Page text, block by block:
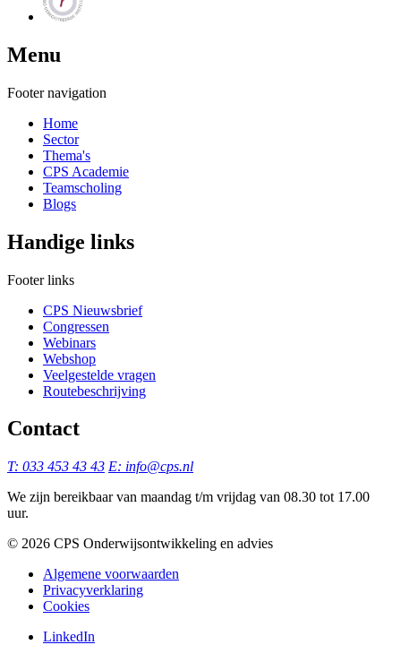
Menu
Footer navigation
Home
Sector
Thema's
CPS Academie
Teamscholing
Blogs
Handige links
Footer links
CPS Nieuwsbrief
Congressen
Webinars
Webshop
Veelgestelde vragen
Routebeschrijving
Contact
T: 033 453 43 43 E: info@cps.nl
We zijn bereikbaar van maandag t/m vrijdag van 08.30 tot 17.00
uur.
©️ 2026 CPS Onderwijsontwikkeling en advies
Algemene voorwaarden
Privacyverklaring
Cookies
LinkedIn